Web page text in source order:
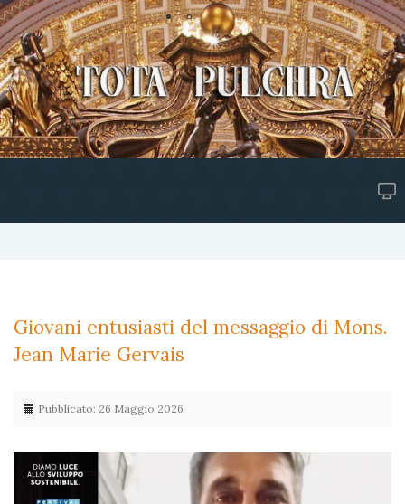
Giovani entusiasti del messaggio di Mons.
Jean Marie Gervais
Pubblicato: 26 Maggio 2026